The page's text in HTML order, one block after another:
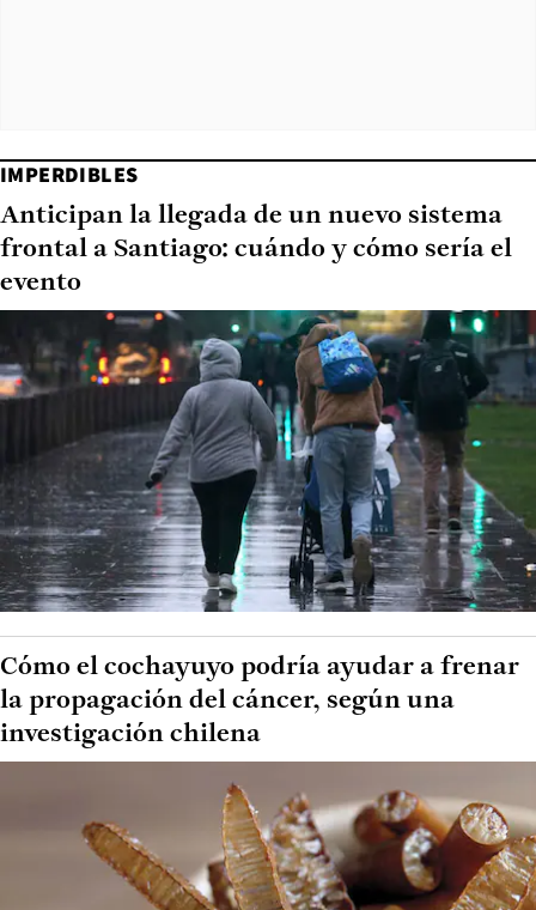
IMPERDIBLES
Anticipan la llegada de un nuevo sistema
frontal a Santiago: cuándo y cómo sería el
evento
Cómo el cochayuyo podría ayudar a frenar
la propagación del cáncer, según una
investigación chilena